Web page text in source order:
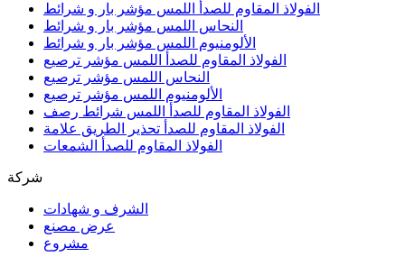
الفولاذ المقاوم للصدأ اللمس مؤشر بار و شرائط
النحاس اللمس مؤشر بار و شرائط
الألومنيوم اللمس مؤشر بار و شرائط
الفولاذ المقاوم للصدأ اللمس مؤشر ترصيع
النحاس اللمس مؤشر ترصيع
الألومنيوم اللمس مؤشر ترصيع
الفولاذ المقاوم للصدأ اللمس شرائط رصف
الفولاذ المقاوم للصدأ تحذير الطريق علامة
الفولاذ المقاوم للصدأ الشمعات
شركة
الشرف و شهادات
عرض مصنع
مشروع